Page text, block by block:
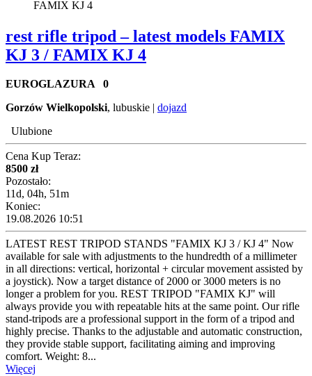
rest rifle tripod – latest models FAMIX
KJ 3 / FAMIX KJ 4
EUROGLAZURA 0
Gorzów Wielkopolski, lubuskie | dojazd
Ulubione
Cena Kup Teraz:
8500 zł
Pozostało:
11d, 04h, 51m
Koniec:
19.08.2026 10:51
LATEST REST TRIPOD STANDS "FAMIX KJ 3 / KJ 4" Now
available for sale with adjustments to the hundredth of a millimeter
in all directions: vertical, horizontal + circular movement assisted by
a joystick). Now a target distance of 2000 or 3000 meters is no
longer a problem for you. REST TRIPOD "FAMIX KJ" will
always provide you with repeatable hits at the same point. Our rifle
stand-tripods are a professional support in the form of a tripod and
highly precise. Thanks to the adjustable and automatic construction,
they provide stable support, facilitating aiming and improving
comfort. Weight: 8...
Więcej